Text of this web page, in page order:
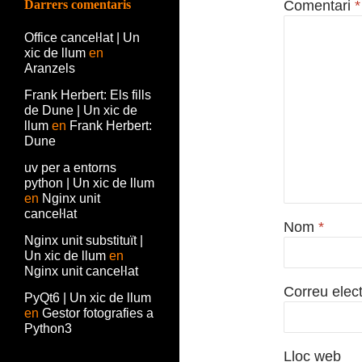
Comentari *
Nom *
Correu
Lloc web
Darrers comentaris
Office canceŀlat | Un
xic de llum en
Aranzels
Frank Herbert: Els fills
de Dune | Un xic de
llum en Frank Herbert:
Dune
uv per a entorns
python | Un xic de llum
en Nginx unit
canceŀlat
Nginx unit substituït |
Un xic de llum en
Nginx unit canceŀlat
PyQt6 | Un xic de llum
en Gestor fotografies a
Python3